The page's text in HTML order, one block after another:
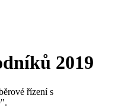
2019
řízení s